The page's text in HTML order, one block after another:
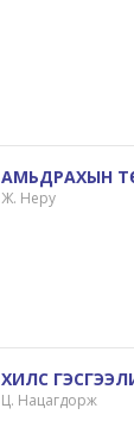
АМЬДРАХЫН
Ж. Неру
ХИЛС
Ц. Нацагдорж